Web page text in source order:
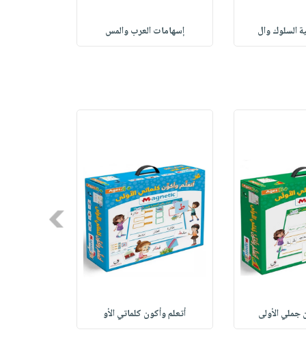
السلوك وال إسهامات‭ ‬العرب‭ ‬والمس
جملي الأولى أتعلم وأكون كلماتي الأو
Next